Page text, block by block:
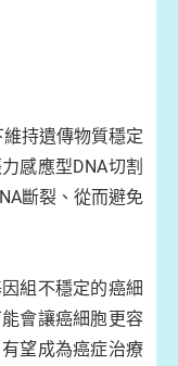
持遺傳物質穩定
感應型DNA切割
斷裂、從而避免
組不穩定的癌細
會讓癌細胞更容
望成為癌症治療